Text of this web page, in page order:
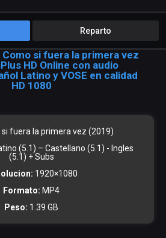
Reparto
si fuera la primera vez
HD Online con audio
Latino y VOSE en calidad
HD 1080
si fuera la primera vez (2019)
(5.1) – Castellano (5.1) - Ingles
(5.1) + Subs
1920×1080
Formato: MP4
Peso: 1.39 GB